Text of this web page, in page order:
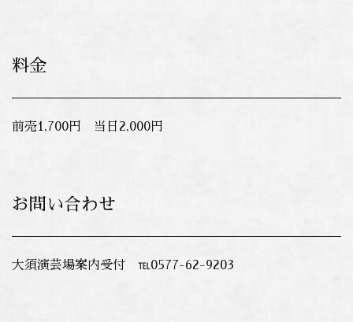
料金
前売1,700円 当日2,000円
お問い合わせ
大須演芸場案内受付 ℡0577-62-9203